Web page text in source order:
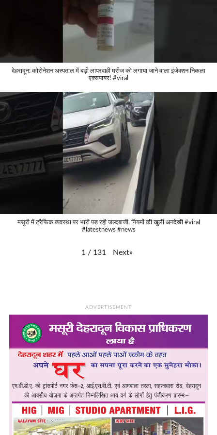
देहरादून: कोरोनेशन अस्पताल में बड़ी लापरवाही मरीज को लगाया जाने वाला इंजेक्शन निकला
एक्सपायर! #viral
मसूरी में ट्रैफिक व्यवस्था पर भारी पड़ रही जल्दबाजी, नियमों की खुली अनदेखी #viral
#latestnews #news
1 / 131 Next»
ADVERTISEMENT